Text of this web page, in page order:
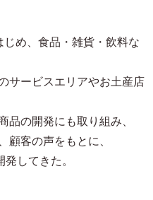
め、食品・雑貨・飲料な
サービスエリアやお土産店
品の開発にも取り組み、
顧客の声をもとに、
してきた。